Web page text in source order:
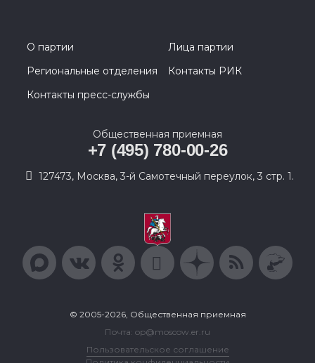
О партии
Лица партии
Региональные отделения
Контакты РИК
Контакты пресс-службы
Общественная приемная
+7 (495) 780-00-26
127473, Москва, 3-й Самотечный переулок, 3 стр. 1.
© 2005-2026, Общественная приемная
Почта: op@moscow.er.ru
Пользовательское соглашение